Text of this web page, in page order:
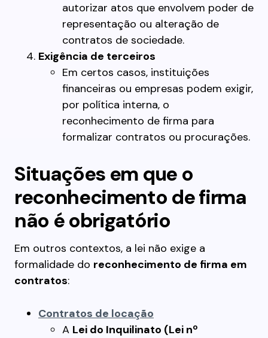
autorizar atos que envolvem poder de
representação ou alteração de
contratos de sociedade.
Exigência de terceiros
Em certos casos, instituições
financeiras ou empresas podem exigir,
por política interna, o
reconhecimento de firma para
formalizar contratos ou procurações.
Situações em que o
reconhecimento de firma
não é obrigatório
Em outros contextos, a lei não exige a
formalidade do reconhecimento de firma em
contratos:
Contratos de locação
A Lei do Inquilinato (Lei nº